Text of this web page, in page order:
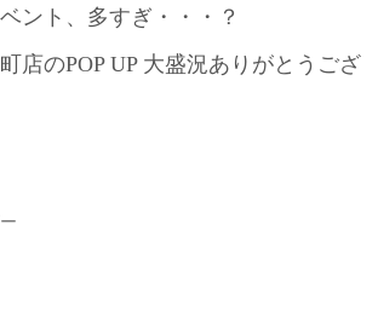
ント、多すぎ・・・？
店のPOP UP 大盛況ありがとうござ